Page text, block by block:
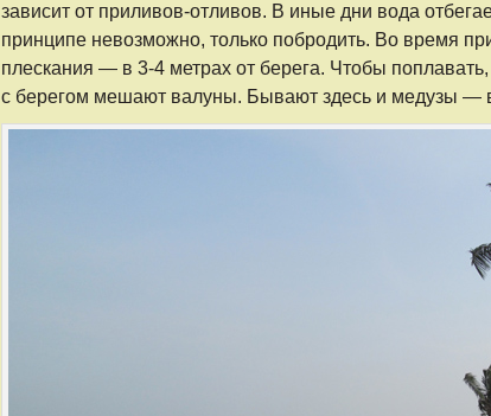
зависит от приливов-отливов. В иные дни вода
принципе невозможно, только побродить. Во время
плескания — в 3-4 метрах от берега. Чтобы
с берегом мешают валуны. Бывают здесь и медузы —